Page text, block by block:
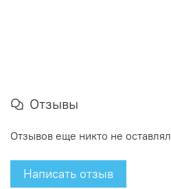
Отзывы
Отзывов еще никто не оставлял
Написать отзыв